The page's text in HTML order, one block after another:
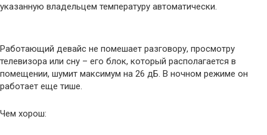
указанную владельцем температуру автоматически.
Работающий девайс не помешает разговору, просмотру
телевизора или сну – его блок, который располагается в
помещении, шумит максимум на 26 дБ. В ночном режиме он
работает еще тише.
Чем хорош: